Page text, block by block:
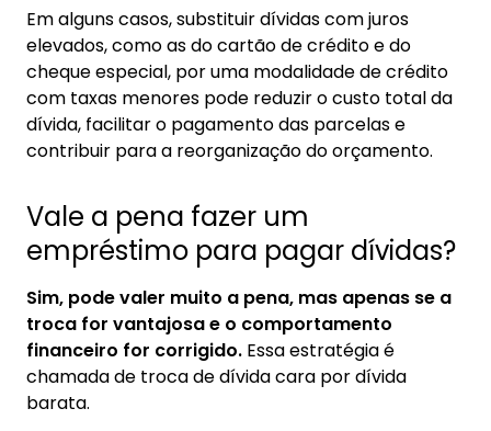
2. Como saber se a troca da dívida compensa
3. Desvantagens e riscos
Em alguns casos, substituir dívidas com juros
elevados, como as do cartão de crédito e do
cheque especial, por uma modalidade de crédito
com taxas menores pode reduzir o custo total da
dívida, facilitar o pagamento das parcelas e
contribuir para a reorganização do orçamento.
Vale a pena fazer um
empréstimo para pagar dívidas?
Sim, pode valer muito a pena, mas apenas se a
troca for vantajosa e o comportamento
financeiro for corrigido. Essa estratégia é
chamada de troca de dívida cara por dívida
barata.